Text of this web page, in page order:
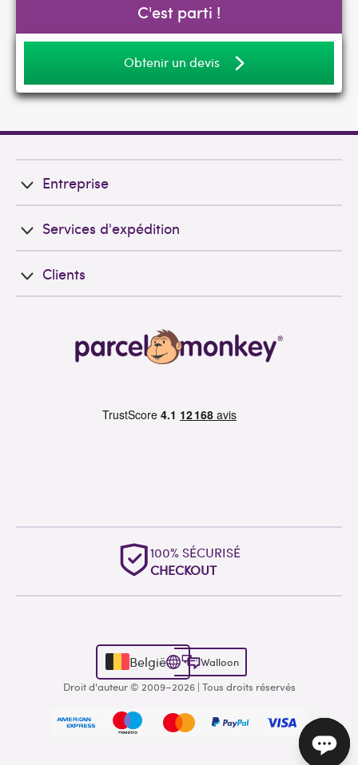
C'est parti !
Obtenir un devis
Entreprise
Services d'expédition
Clients
100% SÉCURISÉ
CHECKOUT
België
Walloon
Droit d'auteur © 2009–2026 | Tous droits réservés